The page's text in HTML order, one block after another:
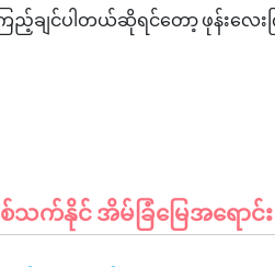
ည့်ချင်ပါတယ်ဆိုရင်တော့ ဖုန်းလေး
င် အိမ်ခြံမြေအရောင်း ကြ